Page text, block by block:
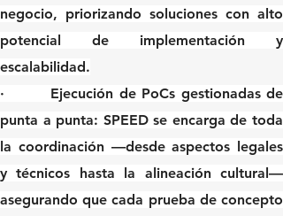
negocio, priorizando soluciones con alto
potencial de implementación y
escalabilidad.
· Ejecución de PoCs gestionadas de
punta a punta: SPEED se encarga de toda
la coordinación —desde aspectos legales
y técnicos hasta la alineación cultural—
asegurando que cada prueba de concepto